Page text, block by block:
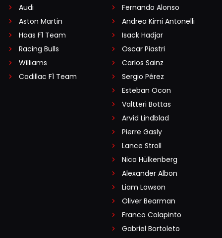
Audi
Aston Martin
Haas F1 Team
Racing Bulls
Williams
Cadillac F1 Team
Fernando Alonso
Andrea Kimi Antonelli
Isack Hadjar
Oscar Piastri
Carlos Sainz
Sergio Pérez
Esteban Ocon
Valtteri Bottas
Arvid Lindblad
Pierre Gasly
Lance Stroll
Nico Hülkenberg
Alexander Albon
Liam Lawson
Oliver Bearman
Franco Colapinto
Gabriel Bortoleto